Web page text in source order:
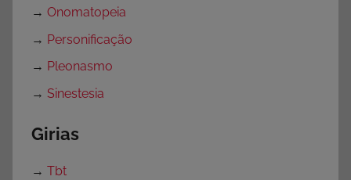
→ Onomatopeia
→ Personificação
→ Pleonasmo
→ Sinestesia
Girias
→ Tbt